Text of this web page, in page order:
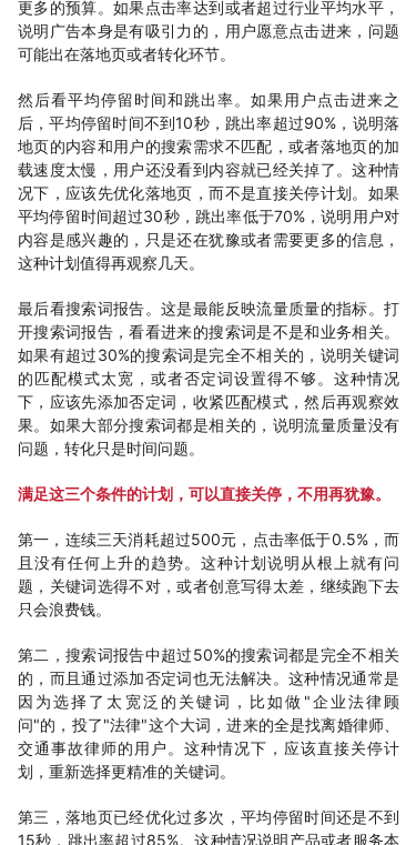
更多的预算。如果点击率达到或者超过行业平均水平，
说明广告本身是有吸引力的，用户愿意点击进来，问题
可能出在落地页或者转化环节。
然后看平均停留时间和跳出率。如果用户点击进来之
后，平均停留时间不到10秒，跳出率超过90%，说明落
地页的内容和用户的搜索需求不匹配，或者落地页的加
载速度太慢，用户还没看到内容就已经关掉了。这种情
况下，应该先优化落地页，而不是直接关停计划。如果
平均停留时间超过30秒，跳出率低于70%，说明用户对
内容是感兴趣的，只是还在犹豫或者需要更多的信息，
这种计划值得再观察几天。
最后看搜索词报告。这是最能反映流量质量的指标。打
开搜索词报告，看看进来的搜索词是不是和业务相关。
如果有超过30%的搜索词是完全不相关的，说明关键词
的匹配模式太宽，或者否定词设置得不够。这种情况
下，应该先添加否定词，收紧匹配模式，然后再观察效
果。如果大部分搜索词都是相关的，说明流量质量没有
问题，转化只是时间问题。
满足这三个条件的计划，可以直接关停，不用再犹豫。
第一，连续三天消耗超过500元，点击率低于0.5%，而
且没有任何上升的趋势。这种计划说明从根上就有问
题，关键词选得不对，或者创意写得太差，继续跑下去
只会浪费钱。
第二，搜索词报告中超过50%的搜索词都是完全不相关
的，而且通过添加否定词也无法解决。这种情况通常是
因为选择了太宽泛的关键词，比如做"企业法律顾
问"的，投了"法律"这个大词，进来的全是找离婚律师、
交通事故律师的用户。这种情况下，应该直接关停计
划，重新选择更精准的关键词。
第三，落地页已经优化过多次，平均停留时间还是不到
15秒，跳出率超过85%。这种情况说明产品或者服务本